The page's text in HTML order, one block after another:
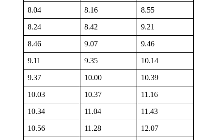
8.04 8.16 8.55
8.24 8.42 9.21
8.46 9.07 9.46
9.11 9.35 10.14
9.37 10.00 10.39
10.03 10.37 11.16
10.34 11.04 11.43
10.56 11.28 12.07